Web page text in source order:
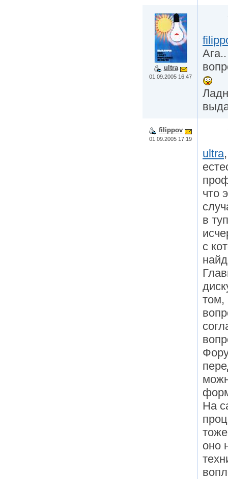
ultra
01.09.2005 16:47
filippov
01.09.2005 17:19
ultra
что
в
с
том,
На
оно